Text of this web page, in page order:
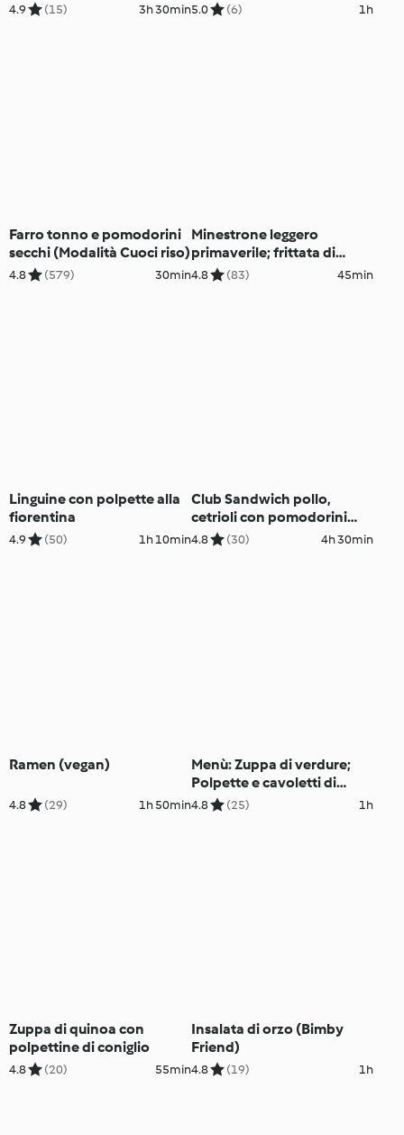
4.9 (15) 3h 30min5.0 (6) 1h
Farro tonno e pomodorini
secchi (Modalità Cuoci riso)
4.8 (579) 30min
Minestrone leggero
primaverile; frittata di
spinaci e contorno asparagi
4.8 (83) 45min
Linguine con polpette alla
fiorentina
4.9 (50) 1h 10min
Club Sandwich pollo,
cetrioli con pomodorini
confit e salsa Tzatziki
4.8 (30) 4h 30min
Ramen (vegan)
4.8 (29) 1h 50min
Menù: Zuppa di verdure;
Polpette e cavoletti di
Bruxelles
4.8 (25) 1h
Zuppa di quinoa con
polpettine di coniglio
4.8 (20) 55min
Insalata di orzo (Bimby
Friend)
4.8 (19) 1h